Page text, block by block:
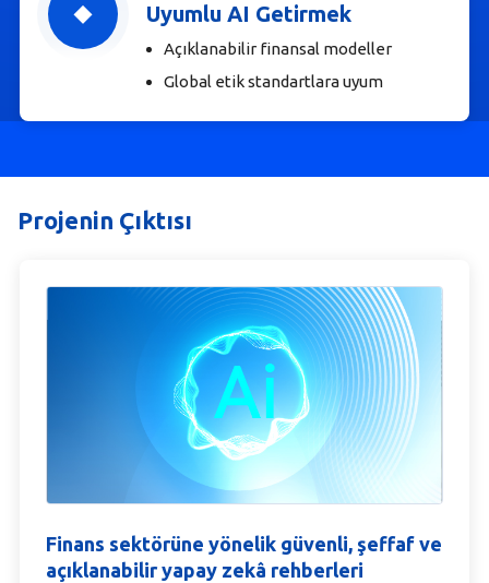
Uyumlu AI Getirmek
Açıklanabilir finansal modeller
Global etik standartlara uyum
Projenin Çıktısı
Finans sektörüne yönelik güvenli, şeffaf ve
açıklanabilir yapay zekâ rehberleri